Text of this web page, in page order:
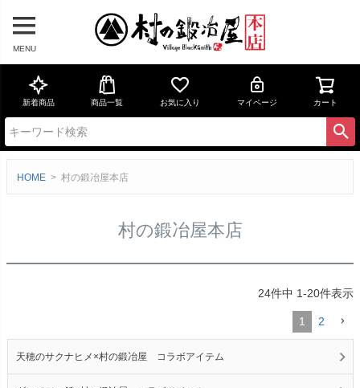
MENU
新着商品 商品一覧 お気に入り マイページ カート
HOME 村の鍛冶屋本店
村の鍛冶屋本店
24件中 1-20件表示
1 2
天穂のサクナヒメ×村の鍛冶屋 コラボアイテム